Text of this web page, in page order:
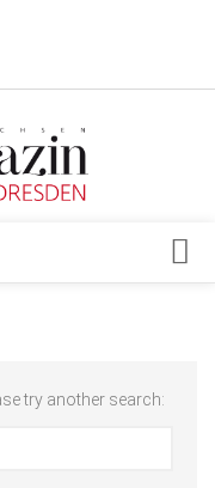
try another search: